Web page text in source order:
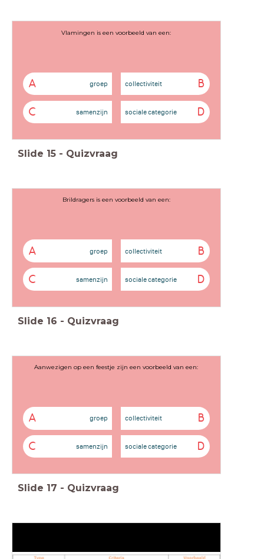
Vlamingen is een voorbeeld van een:
A groep B
collectiviteit
C samenzijn D
sociale categorie
Slide 15 - Quizvraag
Brildragers is een voorbeeld van een:
A groep B
collectiviteit
C samenzijn D
sociale categorie
Slide 16 - Quizvraag
Aanwezigen op een feestje zijn een voorbeeld van een:
A groep B
collectiviteit
C samenzijn D
sociale categorie
Slide 17 - Quizvraag